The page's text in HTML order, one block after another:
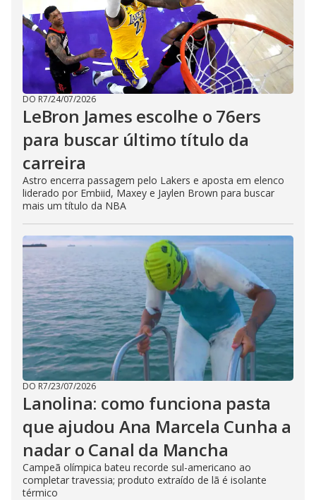
DO R7/24/07/2026
LeBron James escolhe o 76ers
para buscar último título da
carreira
Astro encerra passagem pelo Lakers e aposta em elenco
liderado por Embiid, Maxey e Jaylen Brown para buscar
mais um título da NBA
DO R7/23/07/2026
Lanolina: como funciona pasta
que ajudou Ana Marcela Cunha a
nadar o Canal da Mancha
Campeã olímpica bateu recorde sul-americano ao
completar travessia; produto extraído de lã é isolante
térmico